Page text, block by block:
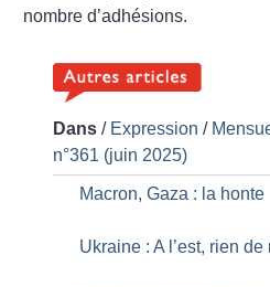
nombre d’adhésions.
Dans / Expression /
n°361 (juin 2025)
Macron, Gaza : la honte
Ukraine : A l’est, rien de